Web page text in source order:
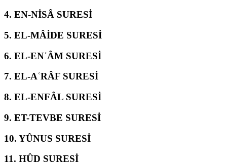
4. EN-NİSÂ SURESİ
5. EL-MÂİDE SURESİ
6. EL-ENʿÂM SURESİ
7. EL-AʿRÂF SURESİ
8. EL-ENFÂL SURESİ
9. ET-TEVBE SURESİ
10. YÛNUS SURESİ
11. HÛD SURESİ